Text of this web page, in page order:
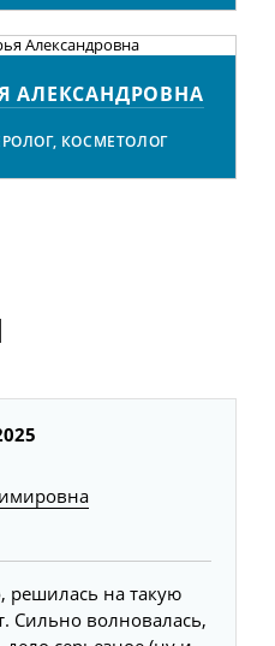
АЛЕКСАНДРОВНА
КОСМЕТОЛОГ
решилась на такую
Сильно волновалась,